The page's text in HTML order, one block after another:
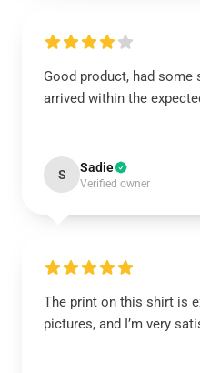
Good product, had
arrived within the
S Sadie
Verified owner
The print on this shirt is
pictures, and I’m very